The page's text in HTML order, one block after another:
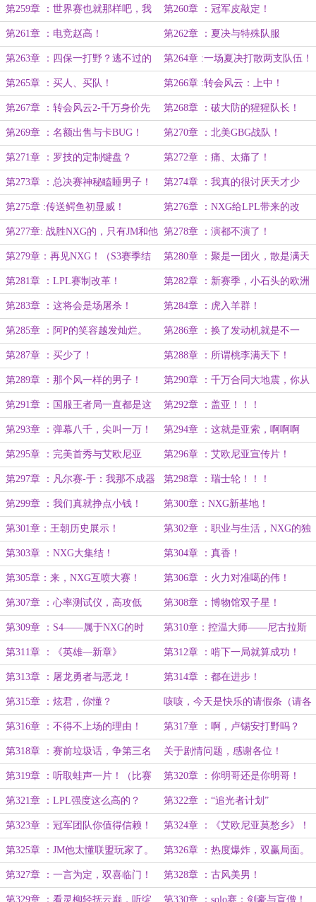
役？
第259章 ：世界赛也就那样吧，我
觉得还是队内比赛更难打一些！
第260章 ：冠军皮敲定！
第261章 ：电竞赵高！ 第262章 ：夏决与特殊队服
第263章 ：四保一打野？逃不过的
三比零！
第264章 :一场夏决打散两支队伍！
第265章 ：买人、买队！ 第266章 :转会风云：上中！
第267章 ：转会风云2-千万身价先
生！
第268章 ：破大防的猩猩队长！
第269章 ：名额出售与卡BUG！ 第270章 ：北美GBG战队！
第271章 ：罗技的定制键盘？ 第272章 ：痛、太痛了！
第273章 ：总决赛神秘瞌睡男子！ 第274章 ：我真的很讨厌天才少
年！
第275章 :传送鳄鱼初显威！ 第276章 ：NXG给LPL带来的改
变！
第277章: 战胜NXG的，只有JM和他
的新一代NXG！
第278章 ：演都不演了！
第279章：再见NXG！（S3赛季结
束）
第280章 ：聚是一团火，散是满天
星！
第281章 ：LPL赛制改革！ 第282章 ：新赛季，小石头的欧洲
之旅！
第283章 ：这将会是场屠杀！ 第284章 ：虎入羊群！
第285章 ：阿P的笑容越发灿烂。 第286章 ：换了发动机就是不一
样！
第287章 ：买少了！ 第288章 ：所谓桃李满天下！
第289章 ：那个风一样的男子！ 第290章 ：千万合同大地震，你从
未见过的全新版本！
第291章 ：国服王者局一直都是这
个难度的好不好。
第292章 ：盖亚！！！
第293章 ：弹幕八千，尖叫一万！ 第294章 ：这就是亚索，啊啊啊
啊！
第295章 ：完美首秀与艾欧尼亚
杯！
第296章 ：艾欧尼亚宣传片！
第297章 ：凡尔赛-于：我那不成器
的学生！
第298章 ：瑞士轮！！！
第299章 ：我们真就挣点小钱！ 第300章：NXG新基地！
第301章：王朝历史展示！ 第302章 ：职业与生活，NXG的独
属文化！
第303章 ：NXG大集结！ 第304章 ：真香！
第305章：来，NXG互喷大赛！ 第306章 ：火力对准噶的伟！
第307章 ：心率测试仪，高攻低
仿！
第308章 ：博物馆双子星！
第309章 ：S4——属于NXG的时
代。
第310章：控温大师——尼古拉斯
庞与LPL揭幕战！
第311章 ：《英雄—新章》 第312章 ：啃下一局就算成功！
第313章 ：屠龙勇者与恶龙！ 第314章 ：都在进步！
第315章 ：炫君，你懂？ 咳咳，今天是快乐的请假条（请各
位读者老大查收）。
第316章 ：不得不上场的理由！ 第317章 ：啊，卢锡安打野吗？
第318章 ：赛前垃圾话，争第三名
去吧！
关于剧情问题，感谢各位！
第319章 ：听取蛙声一片！（比赛
章！）
第320章 ：你明哥还是你明哥！
第321章 ：LPL强度这么高的？ 第322章 ：“追光者计划”
第323章 ：冠军团队你值得信赖！ 第324章 ：《艾欧尼亚莫愁乡》！
第325章 ：JM他太懂联盟玩家了。 第326章 ：热度爆炸，双赢局面。
第327章 ：一言为定，双喜临门！ 第328章 ：古风美男！
第329章 ：看灵柳轻抚云巅，听绽 第330章 ：solo赛：剑豪与盲僧！